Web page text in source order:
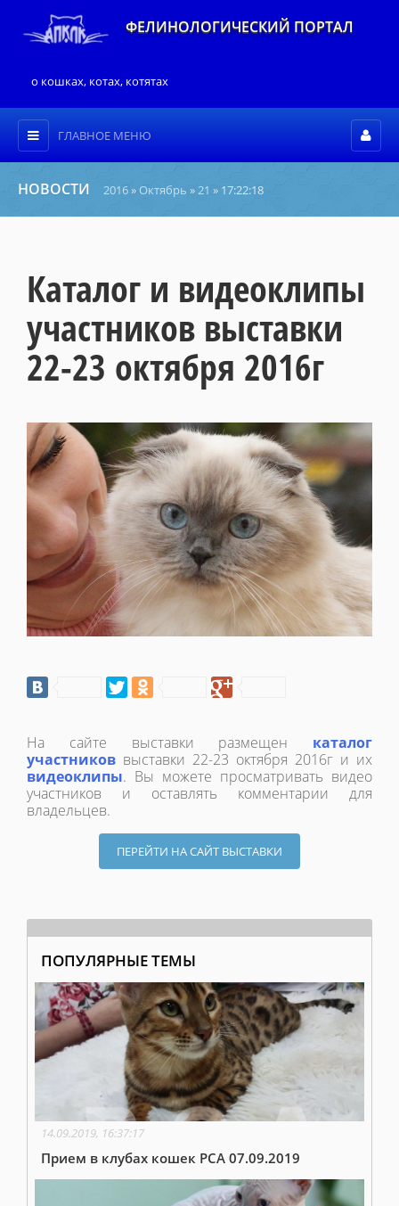
ФЕЛИНОЛОГИЧЕСКИЙ ПОРТАЛ
о кошках, котах, котятах
ГЛАВНОЕ МЕНЮ
НОВОСТИ 2016»Октябрь »21 » 17:22:18
Каталог и видеоклипы
участников выставки
22-23 октября 2016г
На сайте выставки размещен каталог
участников выставки 22-23 октября 2016г и их
видеоклипы. Вы можете просматривать видео
участников и оставлять комментарии для
владельцев.
ПЕРЕЙТИ НА САЙТ ВЫСТАВКИ
ПОПУЛЯРНЫЕ ТЕМЫ
14.09.2019, 16:37:17
Прием в клубах кошек PCA 07.09.2019